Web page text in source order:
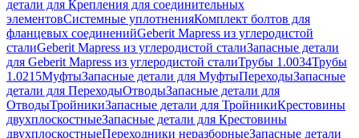
детали для Крепления для соединительных
элементовСистемные уплотненияКомплект болтов для
фланцевых соединенийGeberit Mapress из углеродистой
сталиGeberit Mapress из углеродистой сталиЗапасные детали
для Geberit Mapress из углеродистой сталиТрубы 1.0034Трубы
1.0215МуфтыЗапасные детали для МуфтыПереходыЗапасные
детали для ПереходыОтводыЗапасные детали для
ОтводыТройникиЗапасные детали для ТройникиКрестовины
двухплоскостныеЗапасные детали для Крестовины
двухплоскостныеПереходники неразборныеЗапасные детали